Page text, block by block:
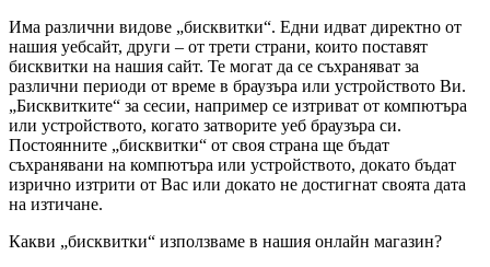
Има различни видове „бисквитки“. Едни идват директно от
нашия уебсайт, други – от трети страни, които поставят
бисквитки на нашия сайт. Te могат да се съхраняват за
различни периоди от време в браузъра или устройството Ви.
„Бисквитките“ за сесии, например се изтриват от компютъра
или устройството, когато затворите уеб браузъра си.
Постоянните „бисквитки“ от своя страна ще бъдат
съхранявани на компютъра или устройството, докато бъдат
изрично изтрити от Вас или докато не достигнат своята дата
на изтичане.
Какви „бисквитки“ използваме в нашия онлайн магазин?